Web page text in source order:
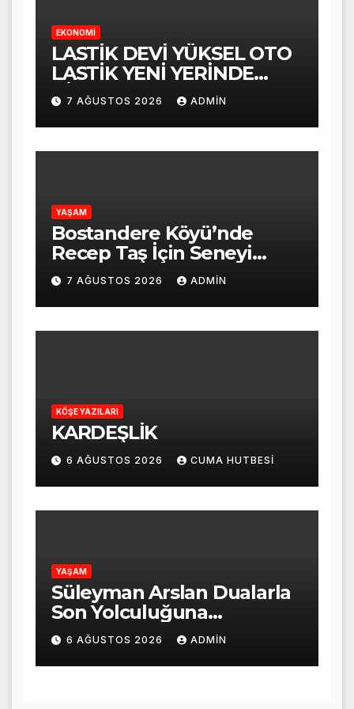
EKONOMİ
LASTİK DEVİ YÜKSEL OTO
LASTİK YENİ YERİNDE
HİZMET VERMEYE
BAŞLADI
7 AĞUSTOS 2026 ADMIN
YAŞAM
Bostandere Köyü’nde
Recep Taş İçin Seneyi
Devriye Mevlid-i Şerif
Programı Düzenlendi
7 AĞUSTOS 2026 ADMIN
KÖŞE YAZILARI
KARDEŞLİK
6 AĞUSTOS 2026 CUMA HUTBESI
YAŞAM
Süleyman Arslan Dualarla
Son Yolculuğuna
Uğurlandı
6 AĞUSTOS 2026 ADMIN